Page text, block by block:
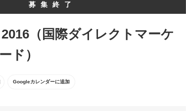
募集終了
（国際ダイレクトマーケ
ド）
Googleカレンダーに追加